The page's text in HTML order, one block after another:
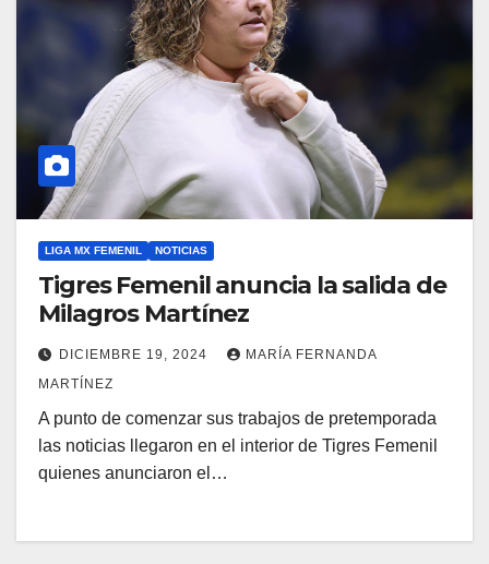
LIGA MX FEMENIL NOTICIAS
Tigres Femenil anuncia la salida de
Milagros Martínez
DICIEMBRE 19, 2024
MARÍA FERNANDA
MARTÍNEZ
A punto de comenzar sus trabajos de pretemporada
las noticias llegaron en el interior de Tigres Femenil
quienes anunciaron el…